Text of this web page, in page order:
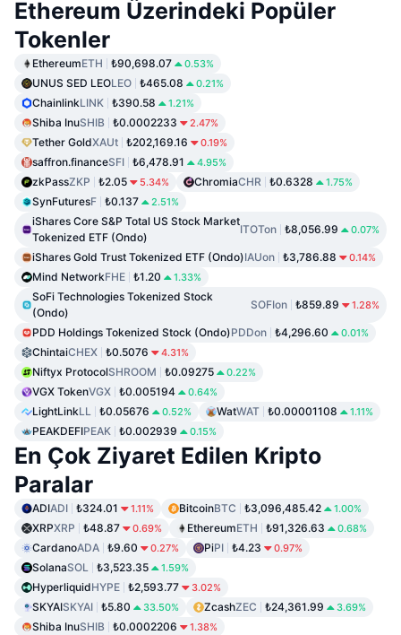
Ethereum Üzerindeki Popüler
Tokenler
EthereumETH ₺90,698.07 0.53%
UNUS SED LEOLEO ₺465.08 0.21%
ChainlinkLINK ₺390.58 1.21%
Shiba InuSHIB ₺0.0002233 2.47%
Tether GoldXAUt ₺202,169.16 0.19%
saffron.financeSFI ₺6,478.91 4.95%
zkPassZKP ₺2.05 5.34% ChromiaCHR ₺0.6328 1.75%
SynFuturesF ₺0.137 2.51%
iShares Core S&P Total US Stock Market
Tokenized ETF (Ondo)
ITOTon ₺8,056.99 0.07%
iShares Gold Trust Tokenized ETF (Ondo)IAUon ₺3,786.88 0.14%
Mind NetworkFHE ₺1.20 1.33%
SoFi Technologies Tokenized Stock
(Ondo)
SOFIon ₺859.89 1.28%
PDD Holdings Tokenized Stock (Ondo)PDDon ₺4,296.60 0.01%
ChintaiCHEX ₺0.5076 4.31%
Niftyx ProtocolSHROOM ₺0.09275 0.22%
VGX TokenVGX ₺0.005194 0.64%
LightLinkLL ₺0.05676 0.52% WatWAT ₺0.00001108 1.11%
PEAKDEFIPEAK ₺0.002939 0.15%
En Çok Ziyaret Edilen Kripto
Paralar
ADIADI ₺324.01 1.11% BitcoinBTC ₺3,096,485.42 1.00%
XRPXRP ₺48.87 0.69% EthereumETH ₺91,326.63 0.68%
CardanoADA ₺9.60 0.27% PiPI ₺4.23 0.97%
SolanaSOL ₺3,523.35 1.59%
HyperliquidHYPE ₺2,593.77 3.02%
SKYAISKYAI ₺5.80 33.50% ZcashZEC ₺24,361.99 3.69%
Shiba InuSHIB ₺0.0002206 1.38%